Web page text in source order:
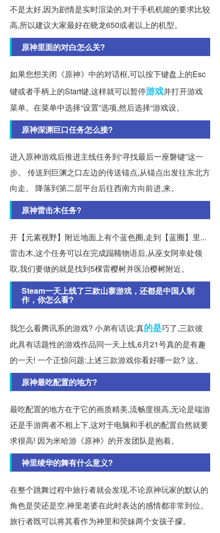
不是太好,因为剧情是实时渲染的,对于手机机能的要求比较
高,所以建议大家最好在晓龙650或者以上的机型。
原神里面的对白怎么关?
如果您想关闭《原神》中的对话框,可以按下键盘上的Esc
键或者手柄上的Start键,这样就可以暂停游戏并打开游戏
菜单。在菜单中选择“设置”选项,然后选择“游戏设。
原神深渊巨口任务怎么接?
进入原神游戏后推进主线任务到“寻找最后一座磐键”这一
步。 传送到巨渊之口左边的传送锚点,从锚点出发往东北方
向走。 降落到第二层平台后往西南方向前进,来。
原神雷击木任务?
开【元素视野】附近地面上有个蓝色圈,走到【蓝圈】里...
雷击木,这个任务可以在完成蹋鞴物语后,从巫女阿幸处领
取,我们要做的就是找到5棵雷樱树并医治樱树附近。
Steam一天上线了三款山寨游戏，还都是中国人制
作，你怎么看?
我怎么看腾讯系的游戏? 小弟有话说:真的是巧了,三款彼
此具有话题性的游戏作品同一天上线,6月21号真的是有趣
的一天! 一个正惊问题:上述三款游戏你看好哪一款? 这。
原神最吃配置的地方?
最吃配置的地方在于它的画质精美,流畅度很高,无论是端游
还是手游两者不相上下,这对于电脑和手机的配置自然就要
求很高! 因为米哈游《原神》的开发团队是抱着。
神里绫华的舞有什么意义?
在整个跳舞过程中旅行者就会发现,不论原神玩家的默认的
角色是荧还是空,神里老婆在此时表达的感情都非常到位。
旅行者既可以将其看作为神里和荧妹两个女孩子朦。